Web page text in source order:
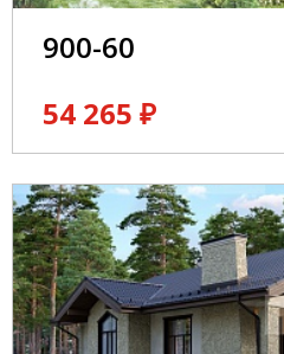
900-60
54 265 ₽